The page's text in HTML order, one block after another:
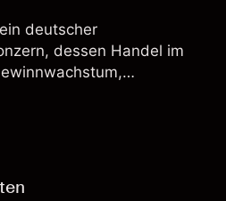
deutscher
dessen Handel im
über einen möglichen